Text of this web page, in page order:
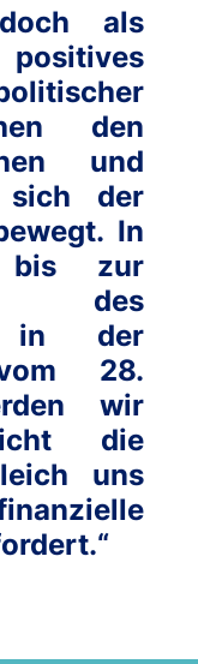
als
den
und
sich der
In
bis zur
des
in der
28.
wir
die
uns